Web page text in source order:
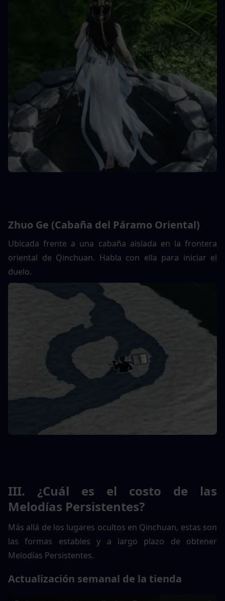
Zhuo Ge (Cabaña del Páramo Oriental)
Ubicada frente a una cabaña aislada en la frontera
oriental de Qinchuan. Habla con ella para iniciar el
duelo.
III. ¿Cuál es el costo de las
Melodías Persistentes?
Más allá de los lugares ocultos en Qinchuan, estas son
las formas estables y a largo plazo de obtener
Melodías Persistentes.
Actualización semanal de la tienda